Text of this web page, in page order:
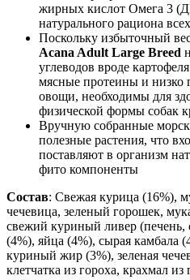
жирных кислот Омега 3
натурального рациона
Поскольку избыточный
Acana Adult Large Breed
углеводов вроде
мясные протеины и низко
овощи, необходимы для
физической формы собак
Вручную собранные
полезные растения, что
поставляют в организм
фито компоненты
Состав: Свежая курица (16%),
чечевица, зеленый горошек,
свежий куриный ливер (печень,
(4%), яйца (4%), сырая камбала
куриный жир (3%), зеленая
клетчатка из гороха, крахмал